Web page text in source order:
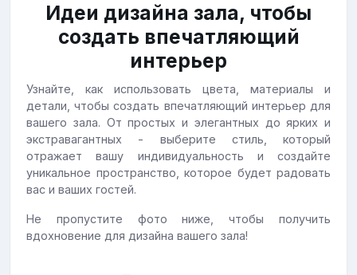
Идеи дизайна зала, чтобы
создать впечатляющий
интерьер
Узнайте, как использовать цвета, материалы и
детали, чтобы создать впечатляющий интерьер для
вашего зала. От простых и элегантных до ярких и
экстравагантных - выберите стиль, который
отражает вашу индивидуальность и создайте
уникальное пространство, которое будет радовать
вас и ваших гостей.
Не пропустите фото ниже, чтобы получить
вдохновение для дизайна вашего зала!